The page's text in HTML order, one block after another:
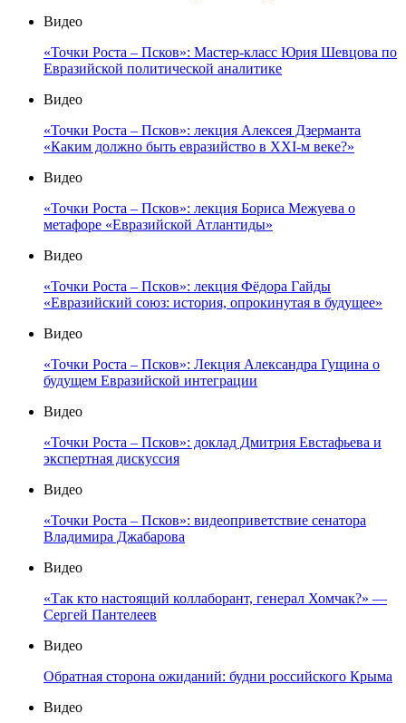
Видео
«Точки Роста – Псков»: Мастер-класс Юрия Шевцова по
Евразийской политической аналитике
Видео
«Точки Роста – Псков»: лекция Алексея Дзерманта
«Каким должно быть евразийство в XXI-м веке?»
Видео
«Точки Роста – Псков»: лекция Бориса Межуева о
метафоре «Евразийской Атлантиды»
Видео
«Точки Роста – Псков»: лекция Фёдора Гайды
«Евразийский союз: история, опрокинутая в будущее»
Видео
«Точки Роста – Псков»: Лекция Александра Гущина о
будущем Евразийской интеграции
Видео
«Точки Роста – Псков»: доклад Дмитрия Евстафьева и
экспертная дискуссия
Видео
«Точки Роста – Псков»: видеоприветствие сенатора
Владимира Джабарова
Видео
«Так кто настоящий коллаборант, генерал Хомчак?» —
Сергей Пантелеев
Видео
Обратная сторона ожиданий: будни российского Крыма
Видео